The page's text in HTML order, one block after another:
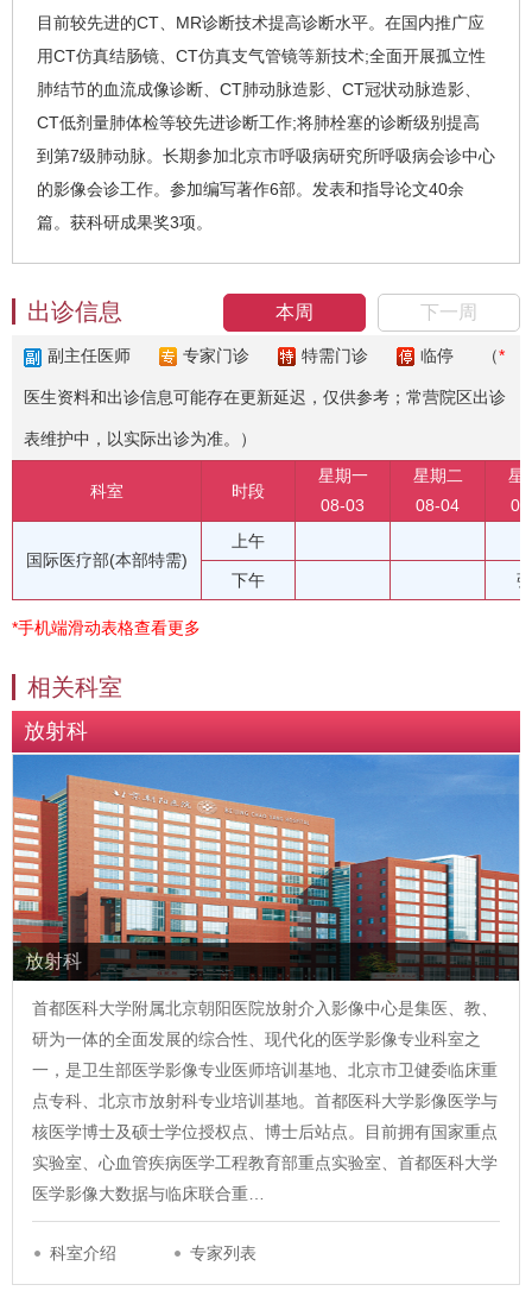
目前较先进的CT、MR诊断技术提高诊断水平。在国内推广应
用CT仿真结肠镜、CT仿真支气管镜等新技术;全面开展孤立性
肺结节的血流成像诊断、CT肺动脉造影、CT冠状动脉造影、
CT低剂量肺体检等较先进诊断工作;将肺栓塞的诊断级别提高
到第7级肺动脉。长期参加北京市呼吸病研究所呼吸病会诊中心
的影像会诊工作。参加编写著作6部。发表和指导论文40余
篇。获科研成果奖3项。
本周 下一周
出诊信息
副主任医师 专家门诊 特需门诊 临停 （*
医生资料和出诊信息可能存在更新延迟，仅供参考；常营院区出诊
表维护中，以实际出诊为准。）
科室 时段
星期一
08-03
星期二
08-04
星
国际医疗部(本部特需)
上午
下午
*手机端滑动表格查看更多
相关科室
放射科
放射科
首都医科大学附属北京朝阳医院放射介入影像中心是集医、教、
研为一体的全面发展的综合性、现代化的医学影像专业科室之
一，是卫生部医学影像专业医师培训基地、北京市卫健委临床重
点专科、北京市放射科专业培训基地。首都医科大学影像医学与
核医学博士及硕士学位授权点、博士后站点。目前拥有国家重点
实验室、心血管疾病医学工程教育部重点实验室、首都医科大学
医学影像大数据与临床联合重…
科室介绍 专家列表